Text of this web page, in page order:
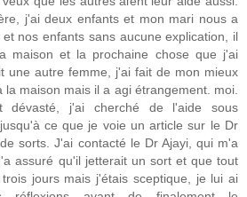
j'ai deux enfants et mon mari nous a
nos enfants sans aucune explication, il
maison et la prochaine chose que j'ai
une autre femme, j'ai fait de mon mieux
la maison mais il a agi étrangement. moi.
dévasté, j'ai cherché de l'aide sous
ce que je voie un article sur le Dr
sorts. J'ai contacté le Dr Ajayi, qui m'a
assuré qu'il jetterait un sort et que tout
jours mais j'étais sceptique, je lui ai